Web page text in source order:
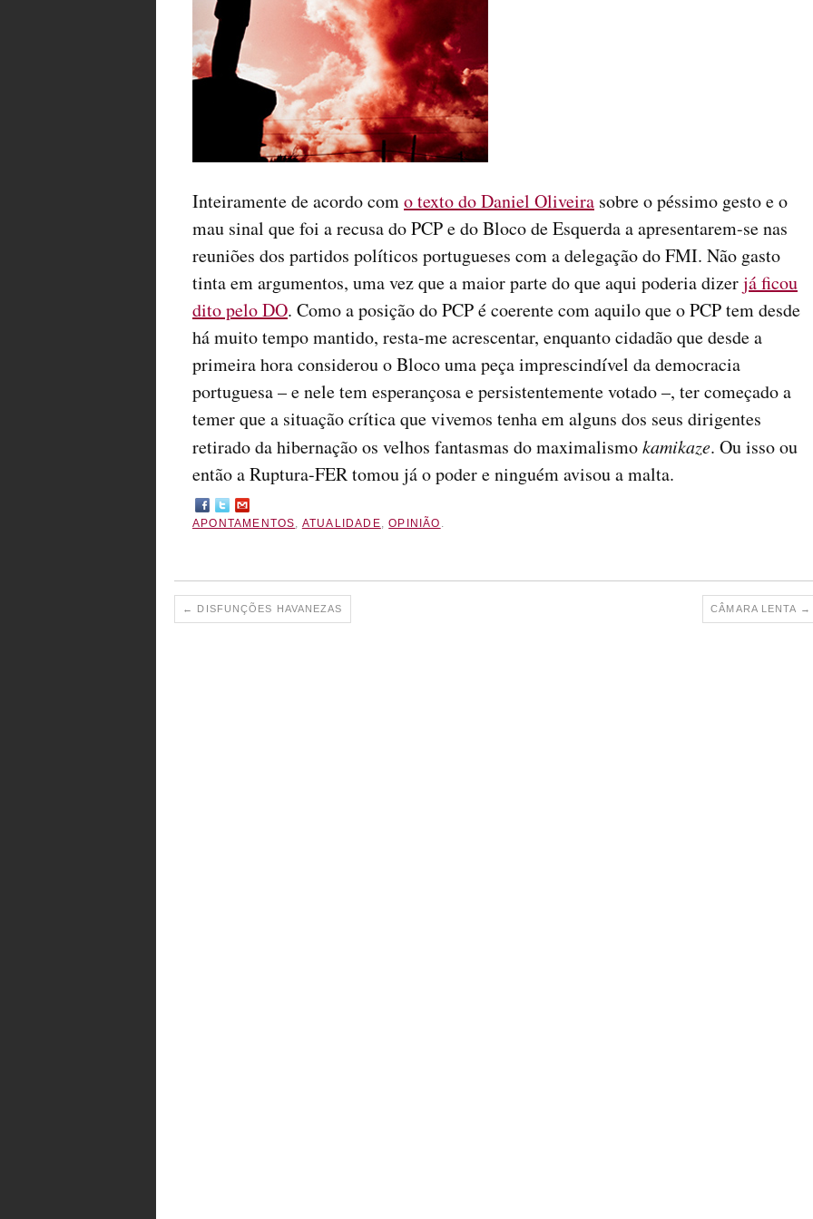
Inteiramente de acordo como texto do Daniel Oliveira sobre o péssimo gesto e o
mau sinal que foi a recusa do PCP e do Bloco de Esquerda a apresentarem-se nas
reuniões dos partidos políticos portugueses com a delegação do FMI. Não gasto
tinta em argumentos, uma vez que a maior parte do que aqui poderia dizerjá ficou
dito pelo DO. Como a posição do PCP é coerente com aquilo que o PCP tem desde
há muito tempo mantido, resta-me acrescentar, enquanto cidadão que desde a
primeira hora considerou o Bloco uma peça imprescindível da democracia
portuguesa – e nele tem esperançosa e persistentemente votado –, ter começado a
temer que a situação crítica que vivemos tenha em alguns dos seus dirigentes
retirado da hibernação os velhos fantasmas do maximalismokamikaze. Ou isso ou
então a Ruptura-FER tomou já o poder e ninguém avisou a malta.
APONTAMENTOS, ATUALIDADE,OPINIÃO .
← DISFUNÇÕES HAVANEZAS CÂMARA LENTA →